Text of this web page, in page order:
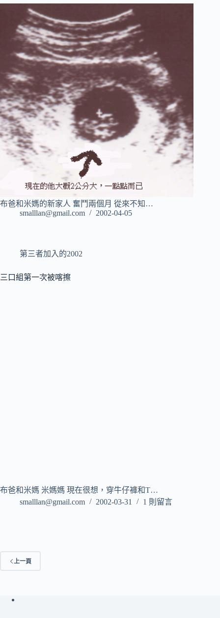
布爸和米媽的新家人 奮鬥兩個月 從來不知…
smalllan@gmail.com
2002-04-05
第三者加入的2002
三口組第一次被喀擦
布爸和米媽 米媽媽 現在很想，穿牛仔褲和T…
smalllan@gmail.com
2002-03-31 1 則留言
上一頁